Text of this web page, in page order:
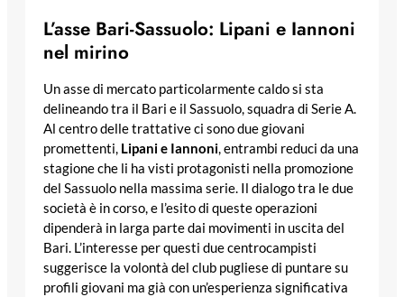
L’asse Bari-Sassuolo: Lipani e Iannoni
nel mirino
Un asse di mercato particolarmente caldo si sta
delineando tra il Bari e il Sassuolo, squadra di Serie A.
Al centro delle trattative ci sono due giovani
promettenti, Lipani e Iannoni, entrambi reduci da una
stagione che li ha visti protagonisti nella promozione
del Sassuolo nella massima serie. Il dialogo tra le due
società è in corso, e l’esito di queste operazioni
dipenderà in larga parte dai movimenti in uscita del
Bari. L’interesse per questi due centrocampisti
suggerisce la volontà del club pugliese di puntare su
profili giovani ma già con un’esperienza significativa